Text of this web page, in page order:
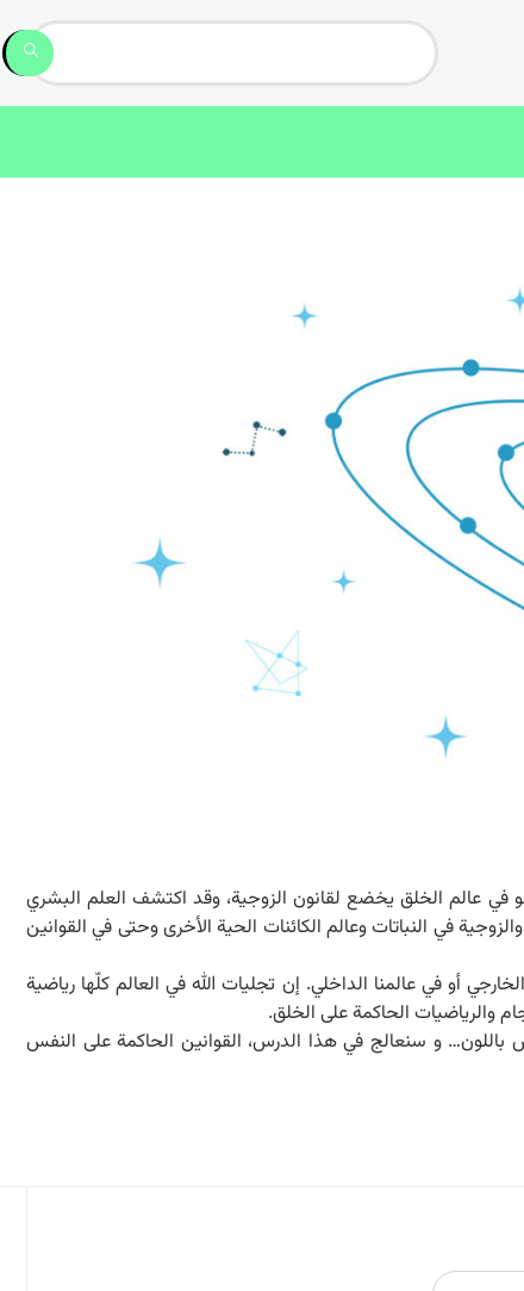
في عالم الخلق يخضع لقانون الزوجية، وقد اكتشف العلم البشري
في النباتات وعالم الكائنات الحية الأخرى وحتى في القوانين
أو في عالمنا الداخلي. إن تجليات الله في العالم كلّها رياضية
والرياضيات الحاكمة على الخلق.
و سنعالج في هذا الدرس، القوانين الحاكمة على النفس